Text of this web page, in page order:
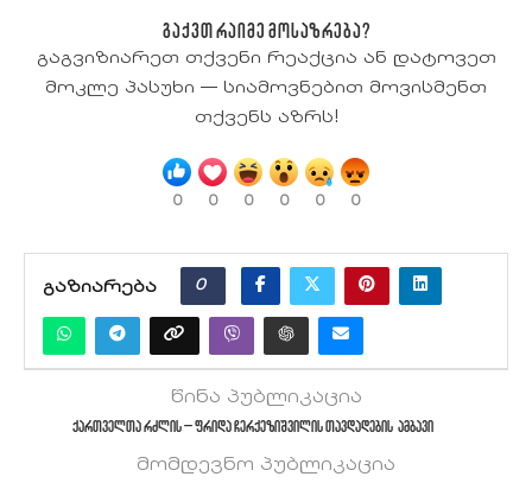
გაქვთ რაიმე მოსაზრება?
გაგვიზიარეთ თქვენი რეაქცია ან დატოვეთ
მოკლე პასუხი — სიამოვნებით მოვისმენთ
თქვენს აზრს!
0 0 0 0 0 0
ᲒᲐᲖᲘᲐᲠᲔᲑᲐ 0
წინა პუბლიკაცია
ქართველთა რძლის – ფრიდა ჩერქეზიშვილის თავდადების ამბავი
მომდევნო პუბლიკაცია